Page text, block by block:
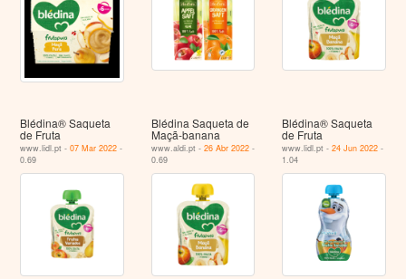
Blédina® Saqueta
de Fruta
www.lidl.pt -07 Mar 2022 -
0.69
Blédina Saqueta de
Maçã-banana
www.aldi.pt - 26 Abr 2022-
0.69
Blédina® Saqueta
de Fruta
www.lidl.pt -24 Jun 2022 -
1.04